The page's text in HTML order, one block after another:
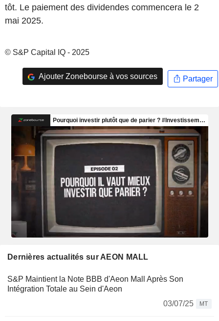
tôt. Le paiement des dividendes commencera le 2
mai 2025.
© S&P Capital IQ - 2025
Ajouter Zonebourse à vos sources Partager
Dernières actualités sur AEON MALL
S&P Maintient la Note BBB d'Aeon Mall Après Son
Intégration Totale au Sein d'Aeon
03/07/25
MT